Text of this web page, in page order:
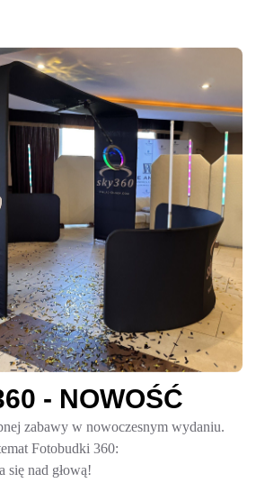
60 - NOWOŚĆ
zabawy w nowoczesnym wydaniu.
Fotobudki 360:
się nad głową!